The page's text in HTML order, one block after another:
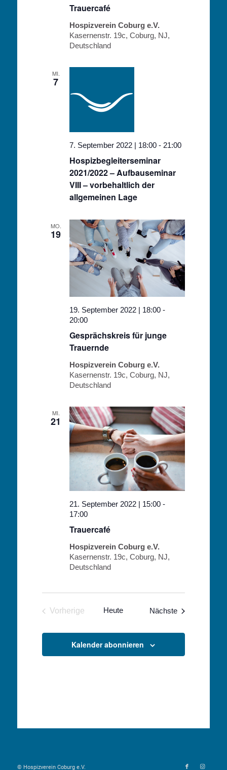
Trauercafé
Hospizverein Coburg e.V.
Kasernenstr. 19c, Coburg, NJ,
Deutschland
MI.
7
Hospizbegleiterseminar
2021/2022 – Aufbauseminar
VIII – vorbehaltlich der
allgemeinen Lage
7. September 2022 | 18:00 - 21:00
MO.
19
Gesprächskreis für junge
Trauernde
19. September 2022 | 18:00 -
20:00
Hospizverein Coburg e.V.
Kasernenstr. 19c, Coburg, NJ,
Deutschland
MI.
21
Trauercafé
21. September 2022 | 15:00 -
17:00
Hospizverein Coburg e.V.
Kasernenstr. 19c, Coburg, NJ,
Deutschland
Vorherige
Heute Nächste
Kalender abonnieren
© Hospizverein Coburg e.V.